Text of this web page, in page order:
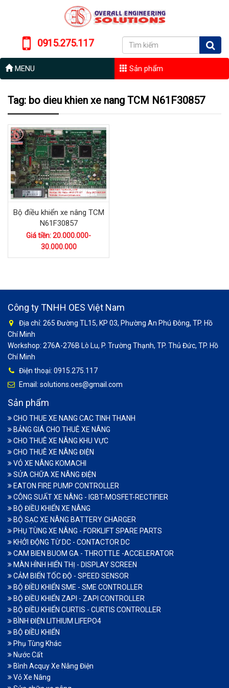
0915.275.117
MENU Sản phẩm
Tag: bo dieu khien xe nang TCM N61F30857
Bộ điều khiển xe nâng TCM
N61F30857
Giá tiền: 20.000.000-
30.000.000
Công ty TNHH OES Việt Nam
Địa chỉ: 265 Đường TL15, KP 03, Phường An Phú Đông, TP. Hồ
Chí Minh
Workshop: 276A-276B Lò Lu, P. Trường Thạnh, TP. Thủ Đức, TP. Hồ
Chí Minh
Điện thoại: 0915.275.117
Email: solutions.oes@gmail.com
Sản phẩm
CHO THUE XE NANG CAC TINH THANH
BẢNG GIÁ CHO THUÊ XE NÂNG
CHO THUÊ XE NÂNG KHU VỰC
CHO THUÊ XE NÂNG ĐIỆN
VỎ XE NÂNG KOMACHI
SỬA CHỮA XE NÂNG ĐIỆN
EATON FIRE PUMP CONTROLLER
CÔNG SUẤT XE NÂNG - IGBT-MOSFET-RECTIFIER
BỘ ĐIỀU KHIỂN XE NÂNG
BỘ SẠC XE NÂNG BATTERY CHARGER
PHỤ TÙNG XE NÂNG - FORKLIFT SPARE PARTS
KHỞI ĐỘNG TỪ DC - CONTACTOR DC
CAM BIEN BUOM GA - THROTTLE -ACCELERATOR
MÀN HÌNH HIỂN THỊ - DISPLAY SCREEN
CẢM BIẾN TỐC ĐỘ - SPEED SENSOR
BỘ ĐIỀU KHIỂN SME - SME CONTROLLER
BỘ ĐIỀU KHIỂN ZAPI - ZAPI CONTROLLER
BỘ ĐIỀU KHIỂN CURTIS - CURTIS CONTROLLER
BÌNH ĐIỆN LITHIUM LIFEPO4
BỘ ĐIỀU KHIỂN
Phụ Tùng Khác
Nước Cất
Bình Acquy Xe Nâng Điện
Vỏ Xe Nâng